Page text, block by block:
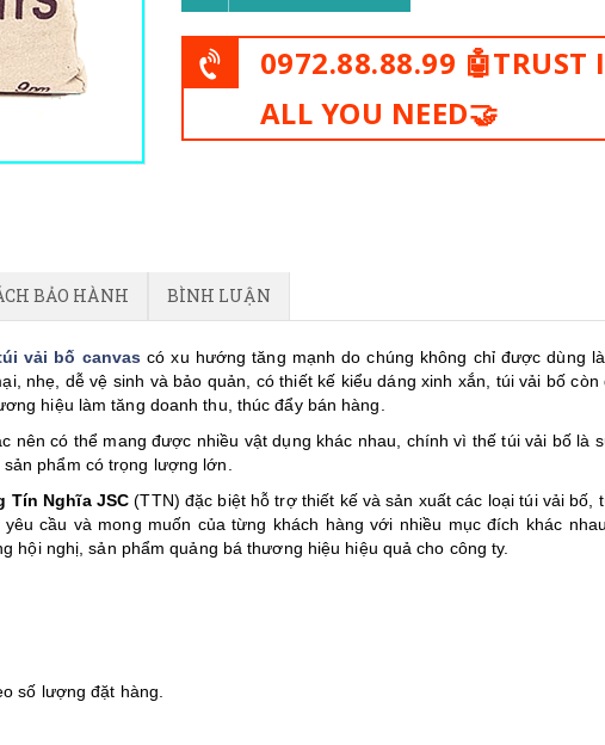
0972.88.88.99 🤖TRUST
ALL YOU NEED🤝
BẢO HÀNH BÌNH LUẬN
vải bố canvas có xu hướng tăng mạnh do chúng không chỉ được dùng
nhẹ, dễ vệ sinh và bảo quản, có thiết kế kiểu dáng xinh xắn, túi vải bố còn
hiệu làm tăng doanh thu, thúc đẩy bán hàng.
nên có thể mang được nhiều vật dụng khác nhau, chính vì thế túi vải bố là
phẩm có trọng lượng lớn.
Tín Nghĩa JSC (TTN) đặc biệt hỗ trợ thiết kế và sản xuất các loại túi vải bố,
cầu và mong muốn của từng khách hàng với nhiều mục đích khác
hội nghị, sản phẩm quảng bá thương hiệu hiệu quả cho công ty.
số lượng đặt hàng.